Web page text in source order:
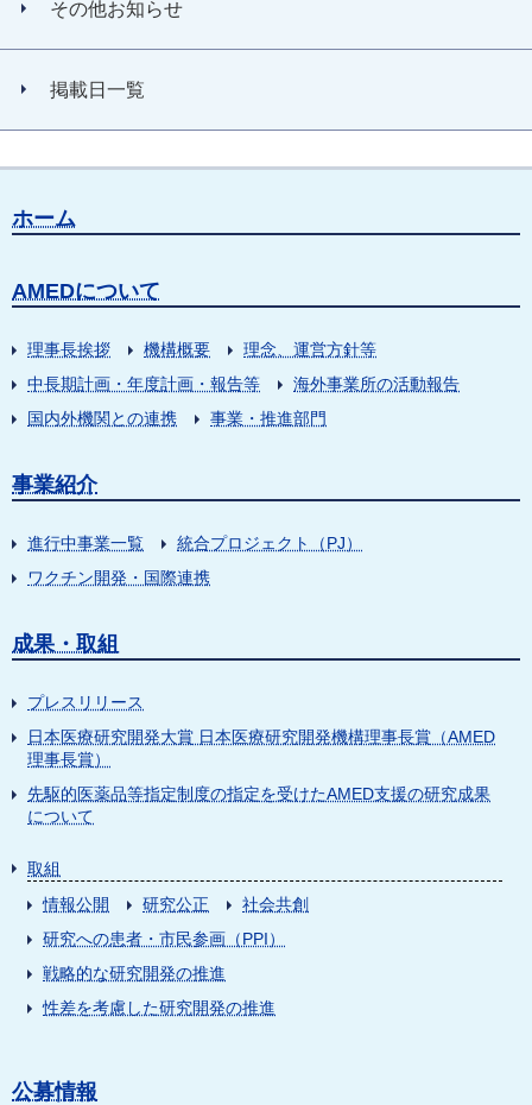
その他お知らせ
掲載日一覧
ホーム
AMEDについて
理事長挨拶 機構概要
理念、運営方針等
中長期計画・年度計画・報告等
海外事業所の活動報告
国内外機関との連携
事業・推進部門
事業紹介
進行中事業一覧
統合プロジェクト（PJ）
ワクチン開発・国際連携
成果・取組
プレスリリース
日本医療研究開発大賞 日本医療研究開発機構理事長賞（AMED
理事長賞）
先駆的医薬品等指定制度の指定を受けたAMED支援の研究成果
について
取組
情報公開
研究公正
社会共創
研究への患者・市民参画（PPI）
戦略的な研究開発の推進
性差を考慮した研究開発の推進
公募情報